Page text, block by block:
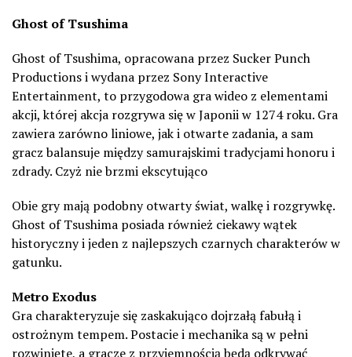
Ghost of Tsushima
Ghost of Tsushima, opracowana przez Sucker Punch
Productions i wydana przez Sony Interactive
Entertainment, to przygodowa gra wideo z elementami
akcji, której akcja rozgrywa się w Japonii w 1274 roku. Gra
zawiera zarówno liniowe, jak i otwarte zadania, a sam
gracz balansuje między samurajskimi tradycjami honoru i
zdrady. Czyż nie brzmi ekscytująco
Obie gry mają podobny otwarty świat, walkę i rozgrywkę.
Ghost of Tsushima posiada również ciekawy wątek
historyczny i jeden z najlepszych czarnych charakterów w
gatunku.
Metro Exodus
Gra charakteryzuje się zaskakująco dojrzałą fabułą i
ostrożnym tempem. Postacie i mechanika są w pełni
rozwinięte, a gracze z przyjemnością będą odkrywać